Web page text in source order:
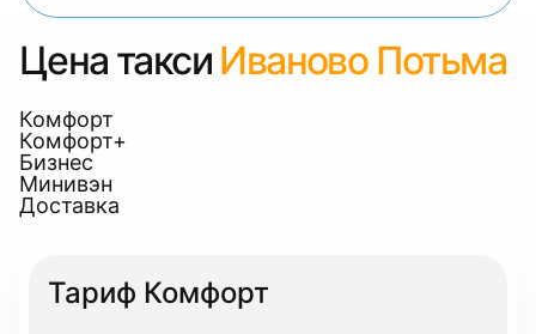
Цена такси Иваново Потьма
Комфорт
Комфорт+
Бизнес
Минивэн
Доставка
Тариф Комфорт